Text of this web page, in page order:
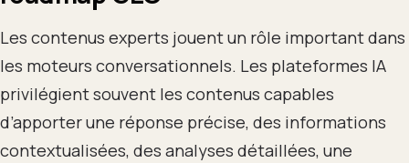
Les contenus experts jouent un rôle important dans
les moteurs conversationnels. Les plateformes IA
privilégient souvent les contenus capables
d’apporter une réponse précise, des informations
contextualisées, des analyses détaillées, une